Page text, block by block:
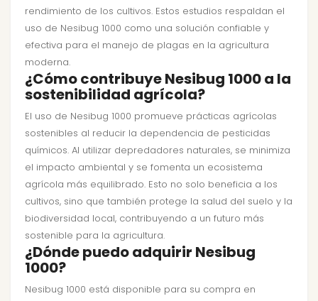
rendimiento de los cultivos. Estos estudios respaldan el
uso de Nesibug 1000 como una solución confiable y
efectiva para el manejo de plagas en la agricultura
moderna.
¿Cómo contribuye Nesibug 1000 a la
sostenibilidad agrícola?
El uso de Nesibug 1000 promueve prácticas agrícolas
sostenibles al reducir la dependencia de pesticidas
químicos. Al utilizar depredadores naturales, se minimiza
el impacto ambiental y se fomenta un ecosistema
agrícola más equilibrado. Esto no solo beneficia a los
cultivos, sino que también protege la salud del suelo y la
biodiversidad local, contribuyendo a un futuro más
sostenible para la agricultura.
¿Dónde puedo adquirir Nesibug
1000?
Nesibug 1000 está disponible para su compra en